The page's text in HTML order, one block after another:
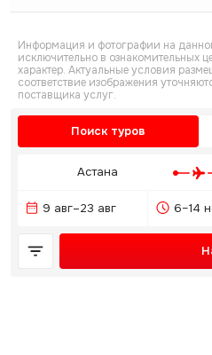
Информация и фотографии на
исключительно в ознакомительных
характер. Актуальные условия
соответствие изображения
поставщика услуг.
Поиск туров
Астана
9 авг–23 авг 6–14